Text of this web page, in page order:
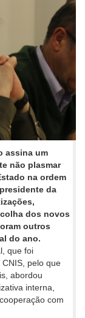
assina um
não plasmar
na ordem
da
dos novos
outros
do ano.
que foi
pelo que
abordou
interna,
com